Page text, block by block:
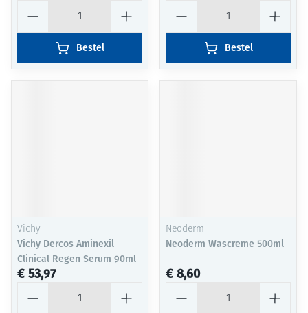
Bestel Bestel
Vichy
Vichy Dercos Aminexil
Clinical Regen Serum 90ml
€ 53,97
Neoderm
Neoderm Wascreme 500ml
€ 8,60